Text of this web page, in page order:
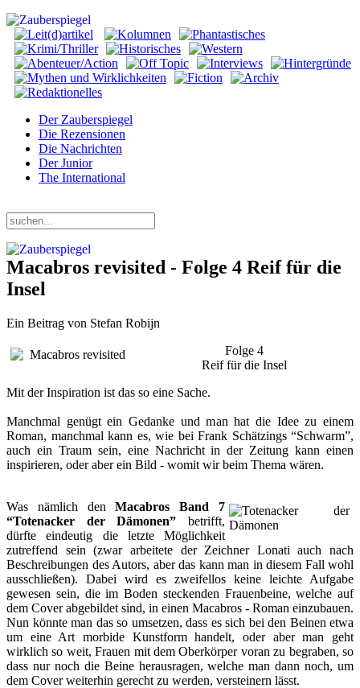
Der Zauberspiegel
Die Rezensionen
Die Nachrichten
Der Junior
The International
Macabros revisited - Folge 4 Reif für die
Insel
Ein Beitrag von Stefan Robijn
Folge 4
Reif für die Insel
Mit der Inspiration ist das so eine Sache.
Manchmal genügt ein Gedanke und man hat die Idee zu einem
Roman, manchmal kann es, wie bei Frank Schätzings “Schwarm”,
auch ein Traum sein, eine Nachricht in der Zeitung kann einen
inspirieren, oder aber ein Bild - womit wir beim Thema wären.
Was nämlich denMacabros Band 7
“Totenacker der Dämonen” betrifft,
dürfte eindeutig die letzte Möglichkeit
zutreffend sein (zwar arbeitete der Zeichner Lonati auch nach
Beschreibungen des Autors, aber das kann man in diesem Fall wohl
ausschließen). Dabei wird es zweifellos keine leichte Aufgabe
gewesen sein, die im Boden steckenden Frauenbeine, welche auf
dem Cover abgebildet sind, in einen Macabros - Roman einzubauen.
Nun könnte man das so umsetzen, dass es sich bei den Beinen etwa
um eine Art morbide Kunstform handelt, oder aber man geht
wirklich so weit, Frauen mit dem Oberkörper voran zu begraben, so
dass nur noch die Beine herausragen, welche man dann noch, um
dem Cover weiterhin gerecht zu werden, versteinern lässt.